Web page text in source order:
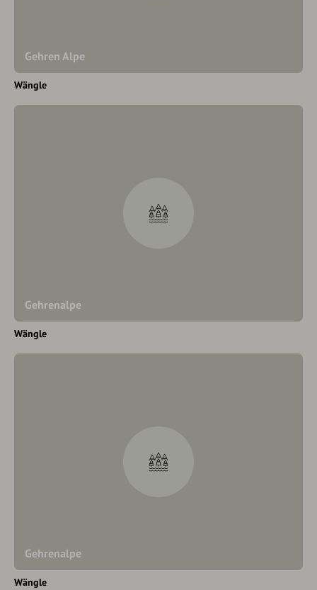
Gehren Alpe
Wängle
Gehrenalpe
Wängle
Gehrenalpe
Wängle